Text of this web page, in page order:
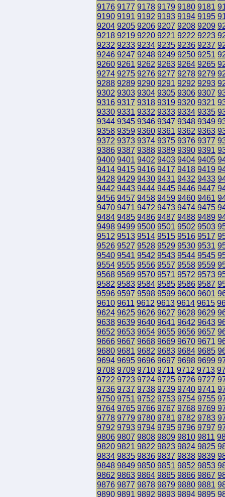
9176 9177 9178 9179 9180 9181
9190 9191 9192 9193 9194 9195
9204 9205 9206 9207 9208 9209
9218 9219 9220 9221 9222 9223
9232 9233 9234 9235 9236 9237
9246 9247 9248 9249 9250 9251
9260 9261 9262 9263 9264 9265
9274 9275 9276 9277 9278 9279
9288 9289 9290 9291 9292 9293
9302 9303 9304 9305 9306 9307
9316 9317 9318 9319 9320 9321
9330 9331 9332 9333 9334 9335
9344 9345 9346 9347 9348 9349
9358 9359 9360 9361 9362 9363
9372 9373 9374 9375 9376 9377
9386 9387 9388 9389 9390 9391
9400 9401 9402 9403 9404 9405
9414 9415 9416 9417 9418 9419
9428 9429 9430 9431 9432 9433
9442 9443 9444 9445 9446 9447
9456 9457 9458 9459 9460 9461
9470 9471 9472 9473 9474 9475
9484 9485 9486 9487 9488 9489
9498 9499 9500 9501 9502 9503
9512 9513 9514 9515 9516 9517
9526 9527 9528 9529 9530 9531
9540 9541 9542 9543 9544 9545
9554 9555 9556 9557 9558 9559
9568 9569 9570 9571 9572 9573
9582 9583 9584 9585 9586 9587
9596 9597 9598 9599 9600 9601
9610 9611 9612 9613 9614 9615
9624 9625 9626 9627 9628 9629
9638 9639 9640 9641 9642 9643
9652 9653 9654 9655 9656 9657
9666 9667 9668 9669 9670 9671
9680 9681 9682 9683 9684 9685
9694 9695 9696 9697 9698 9699
9708 9709 9710 9711 9712 9713
9722 9723 9724 9725 9726 9727
9736 9737 9738 9739 9740 9741
9750 9751 9752 9753 9754 9755
9764 9765 9766 9767 9768 9769
9778 9779 9780 9781 9782 9783
9792 9793 9794 9795 9796 9797
9806 9807 9808 9809 9810 9811
9820 9821 9822 9823 9824 9825
9834 9835 9836 9837 9838 9839
9848 9849 9850 9851 9852 9853
9862 9863 9864 9865 9866 9867
9876 9877 9878 9879 9880 9881
9890 9891 9892 9893 9894 9895